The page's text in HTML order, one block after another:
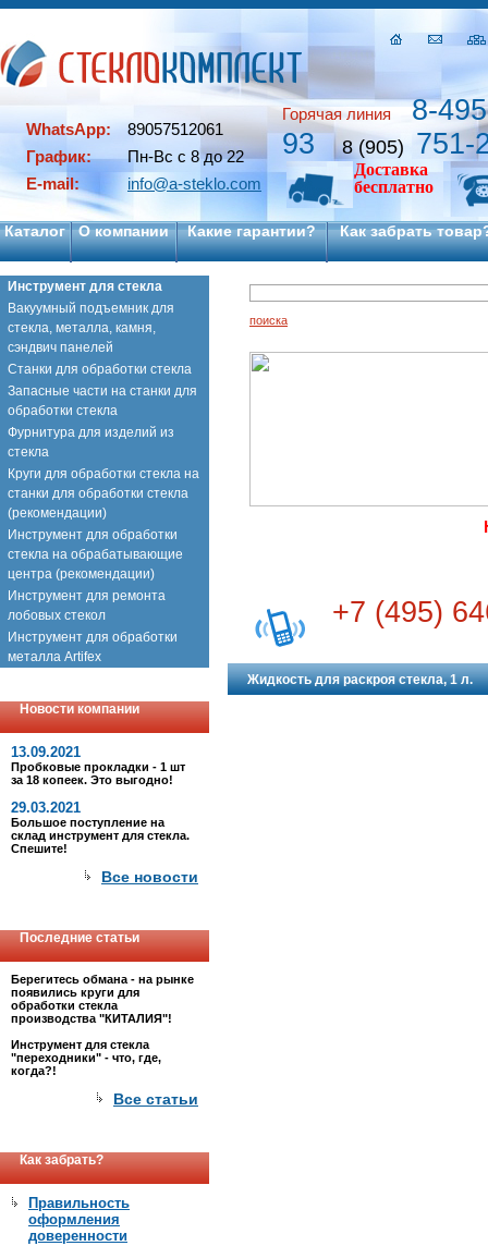
WhatsApp:
89057512061
График:
Пн-Вс с 8 до 22
E-mail:
info@a-steklo.com
Горячая линия
8-
93
8 (905) 751-
Доставка
бесплатно
Каталог О компании Какие гарантии? Как забрать
Инструмент для стекла
Вакуумный подъемник для
стекла, металла, камня,
сэндвич панелей
Станки для обработки стекла
Запасные части на станки для
обработки стекла
Фурнитура для изделий из
стекла
Круги для обработки стекла на
станки для обработки стекла
(рекомендации)
Инструмент для обработки
стекла на обрабатывающие
центра (рекомендации)
Инструмент для ремонта
лобовых стекол
Инструмент для обработки
металла Artifex
Новости компании
13.09.2021
Пробковые прокладки - 1 шт
за 18 копеек. Это выгодно!
29.03.2021
Большое поступление на
склад инструмент для стекла.
Спешите!
Все новости
Последние статьи
Берегитесь обмана - на рынке
появились круги для
обработки стекла
производства "КИТАЛИЯ"!
Инструмент для стекла
"переходники" - что, где,
когда?!
Все статьи
Как забрать?
Правильность
оформления
доверенности
поиска
+7 (495)
Жидкость для раскроя стекла, 1 л.